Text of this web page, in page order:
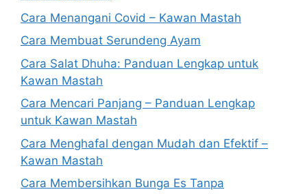
Cara Menangani Covid – Kawan Mastah
Cara Membuat Serundeng Ayam
Cara Salat Dhuha: Panduan Lengkap untuk
Kawan Mastah
Cara Mencari Panjang – Panduan Lengkap
untuk Kawan Mastah
Cara Menghafal dengan Mudah dan Efektif –
Kawan Mastah
Cara Membersihkan Bunga Es Tanpa